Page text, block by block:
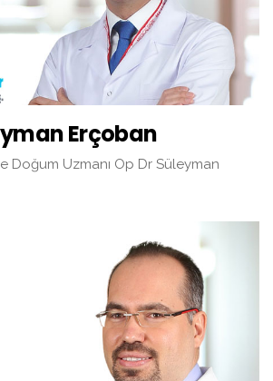
Erçoban
Doğum Uzmanı Op Dr Süleyman